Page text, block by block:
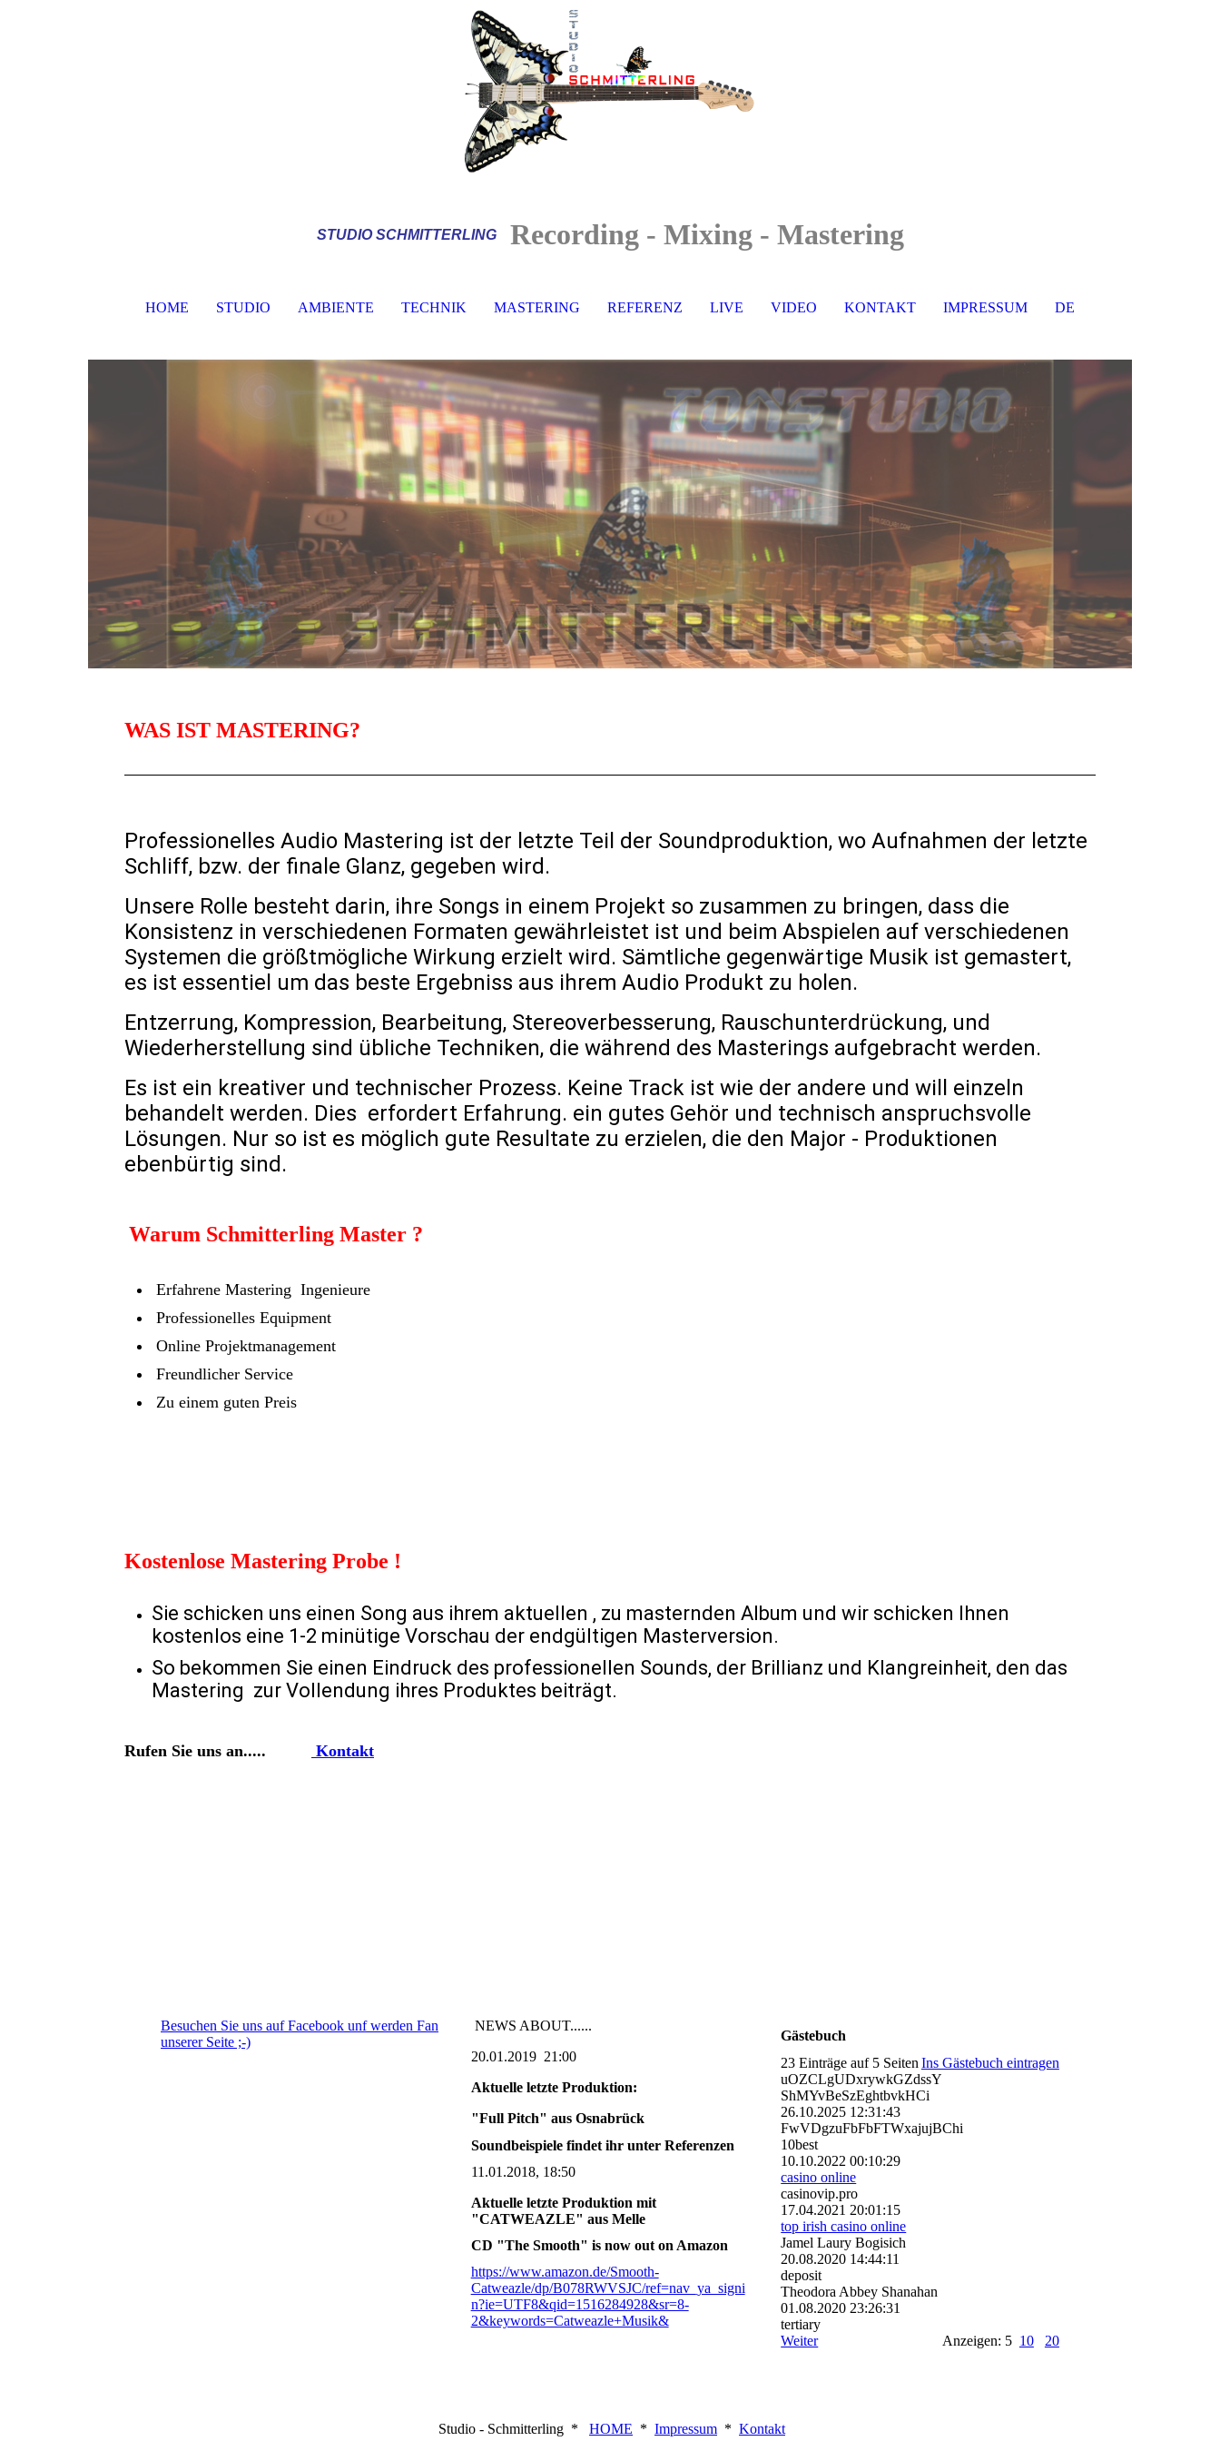
STUDIO SCHMITTERLING Recording - Mixing - Mastering
HOME STUDIO AMBIENTE TECHNIK MASTERING REFERENZ LIVE VIDEO KONTAKT IMPRESSUM DE
WAS IST MASTERING?
Professionelles Audio Mastering ist der letzte Teil der Soundproduktion, wo Aufnahmen der letzte
Schliff, bzw. der finale Glanz, gegeben wird.
Unsere Rolle besteht darin, ihre Songs in einem Projekt so zusammen zu bringen, dass die
Konsistenz in verschiedenen Formaten gewährleistet ist und beim Abspielen auf verschiedenen
Systemen die größtmögliche Wirkung erzielt wird. Sämtliche gegenwärtige Musik ist gemastert,
es ist essentiel um das beste Ergebniss aus ihrem Audio Produkt zu holen.
Entzerrung, Kompression, Bearbeitung, Stereoverbesserung, Rauschunterdrückung, und
Wiederherstellung sind übliche Techniken, die während des Masterings aufgebracht werden.
Es ist ein kreativer und technischer Prozess. Keine Track ist wie der andere und will einzeln
behandelt werden. Dies erfordert Erfahrung. ein gutes Gehör und technisch anspruchsvolle
Lösungen. Nur so ist es möglich gute Resultate zu erzielen, die den Major - Produktionen
ebenbürtig sind.
Warum Schmitterling Master ?
Erfahrene Mastering Ingenieure
Professionelles Equipment
Online Projektmanagement
Freundlicher Service
Zu einem guten Preis
Kostenlose Mastering Probe !
Sie schicken uns einen Song aus ihrem aktuellen , zu masternden Album und wir schicken Ihnen
kostenlos eine 1-2 minütige Vorschau der endgültigen Masterversion.
So bekommen Sie einen Eindruck des professionellen Sounds, der Brillianz und Klangreinheit, den das
Mastering zur Vollendung ihres Produktes beiträgt.
Rufen Sie uns an..... Kontakt
Besuchen Sie uns auf Facebook unf werden Fan
unserer Seite ;-)
NEWS ABOUT......
20.01.2019 21:00
Aktuelle letzte Produktion:
"Full Pitch" aus Osnabrück
Soundbeispiele findet ihr unter Referenzen
11.01.2018, 18:50
Aktuelle letzte Produktion mit
"CATWEAZLE" aus Melle
CD "The Smooth" is now out on Amazon
https://www.amazon.de/Smooth-
Catweazle/dp/B078RWVSJC/ref=nav_ya_signi
n?ie=UTF8&qid=1516284928&sr=8-
2&keywords=Catweazle+Musik&
Gästebuch
23 Einträge auf 5 Seiten Ins Gästebuch eintragen
uOZCLgUDxrywkGZdssY
ShMYvBeSzEghtbvkHCi
26.10.2025 12:31:43
FwVDgzuFbFbFTWxajujBChi
10best
10.10.2022 00:10:29
casino online
casinovip.pro
17.04.2021 20:01:15
top irish casino online
Jamel Laury Bogisich
20.08.2020 14:44:11
deposit
Theodora Abbey Shanahan
01.08.2020 23:26:31
tertiary
Weiter
Anzeigen: 5 10 20
Studio - Schmitterling * HOME * Impressum * Kontakt